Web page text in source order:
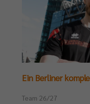
Ein Berliner
Team 26/27